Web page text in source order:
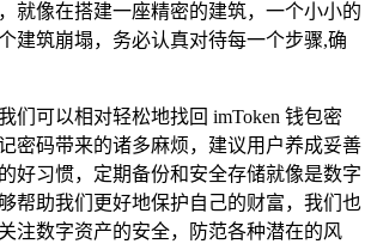
就像在搭建一座精密的建筑，一个小小的
建筑崩塌，务必认真对待每一个步骤,确
们可以相对轻松地找回 imToken 钱包密
密码带来的诸多麻烦，建议用户养成妥善
好习惯，定期备份和安全存储就像是数字
帮助我们更好地保护自己的财富，我们也
注数字资产的安全，防范各种潜在的风